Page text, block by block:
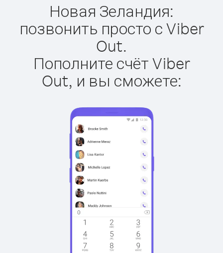
Новая Зеландия:
позвонить просто с Viber
Out.
Пополните счёт Viber
Out, и вы сможете: